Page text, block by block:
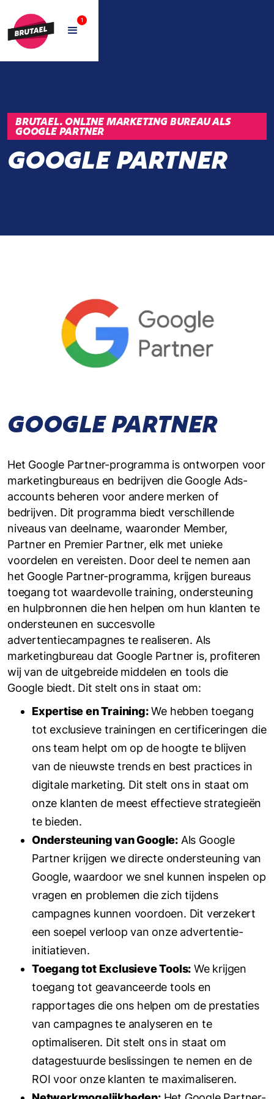
1
BRUTAEL. ONLINE MARKETING BUREAU ALS
GOOGLE PARTNER
GOOGLE PARTNER
GOOGLE PARTNER
Het Google Partner-programma is ontworpen voor
marketingbureaus en bedrijven die Google Ads-
accounts beheren voor andere merken of
bedrijven. Dit programma biedt verschillende
niveaus van deelname, waaronder Member,
Partner en Premier Partner, elk met unieke
voordelen en vereisten. Door deel te nemen aan
het Google Partner-programma, krijgen bureaus
toegang tot waardevolle training, ondersteuning
en hulpbronnen die hen helpen om hun klanten te
ondersteunen en succesvolle
advertentiecampagnes te realiseren. Als
marketingbureau dat Google Partner is, profiteren
wij van de uitgebreide middelen en tools die
Google biedt. Dit stelt ons in staat om:
Expertise en Training:We hebben toegang
tot exclusieve trainingen en certificeringen die
ons team helpt om op de hoogte te blijven
van de nieuwste trends en best practices in
digitale marketing. Dit stelt ons in staat om
onze klanten de meest effectieve strategieën
te bieden.
Ondersteuning van Google: Als Google
Partner krijgen we directe ondersteuning van
Google, waardoor we snel kunnen inspelen op
vragen en problemen die zich tijdens
campagnes kunnen voordoen. Dit verzekert
een soepel verloop van onze advertentie-
initiatieven.
Toegang tot Exclusieve Tools: We krijgen
toegang tot geavanceerde tools en
rapportages die ons helpen om de prestaties
van campagnes te analyseren en te
optimaliseren. Dit stelt ons in staat om
datagestuurde beslissingen te nemen en de
ROI voor onze klanten te maximaliseren.